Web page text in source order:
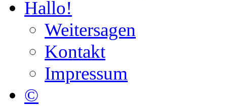
Hallo!
Weitersagen
Kontakt
Impressum
©